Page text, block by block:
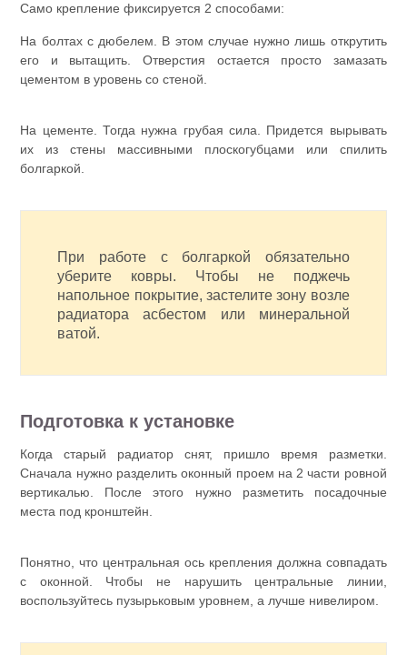
Само крепление фиксируется 2 способами:
На болтах с дюбелем. В этом случае нужно лишь открутить
его и вытащить. Отверстия остается просто замазать
цементом в уровень со стеной.
На цементе. Тогда нужна грубая сила. Придется вырывать
их из стены массивными плоскогубцами или спилить
болгаркой.
При работе с болгаркой обязательно
уберите ковры. Чтобы не поджечь
напольное покрытие, застелите зону возле
радиатора асбестом или минеральной
ватой.
Подготовка к установке
Когда старый радиатор снят, пришло время разметки.
Сначала нужно разделить оконный проем на 2 части ровной
вертикалью. После этого нужно разметить посадочные
места под кронштейн.
Понятно, что центральная ось крепления должна совпадать
с оконной. Чтобы не нарушить центральные линии,
воспользуйтесь пузырьковым уровнем, а лучше нивелиром.